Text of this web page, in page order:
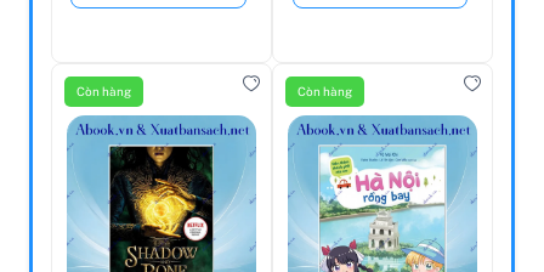
Còn hàng Còn hàng